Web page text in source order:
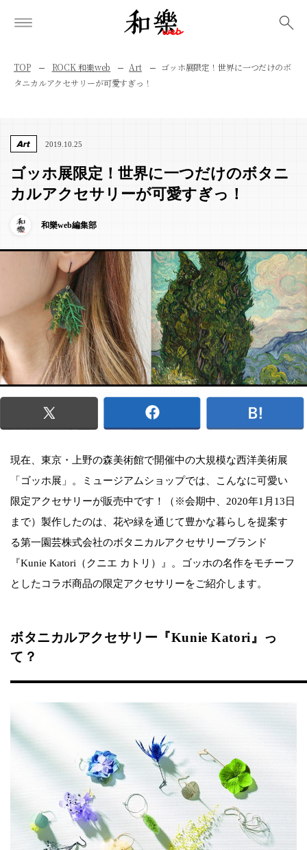
TOP ROCK 和樂web Art
ゴッホ展限定！世界に一つだけのボ
タニカルアクセサリーが可愛すぎっ！
Art 2019.10.25
ゴッホ展限定！世界に一つだけのボタニ
カルアクセサリーが可愛すぎっ！
和樂web編集部
現在、東京・上野の森美術館で開催中の大規模な西洋美術展
「ゴッホ展」。ミュージアムショップでは、こんなに可愛い
限定アクセサリーが販売中です！（※会期中、2020年1月13日
まで）製作したのは、花や緑を通じて豊かな暮らしを提案す
る第一園芸株式会社のボタニカルアクセサリーブランド
『Kunie Katori（クニエ カトリ）』。ゴッホの名作をモチーフ
としたコラボ商品の限定アクセサリーをご紹介します。
ボタニカルアクセサリー『Kunie Katori』っ
て？